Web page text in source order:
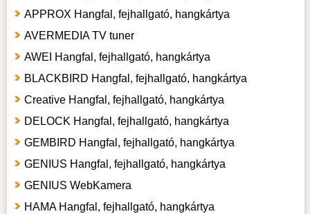
APPROX Hangfal, fejhallgató, hangkártya
AVERMEDIA TV tuner
AWEI Hangfal, fejhallgató, hangkártya
BLACKBIRD Hangfal, fejhallgató, hangkártya
Creative Hangfal, fejhallgató, hangkártya
DELOCK Hangfal, fejhallgató, hangkártya
GEMBIRD Hangfal, fejhallgató, hangkártya
GENIUS Hangfal, fejhallgató, hangkártya
GENIUS WebKamera
HAMA Hangfal, fejhallgató, hangkártya